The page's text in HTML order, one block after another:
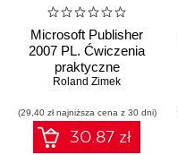
Microsoft Publisher
2007 PL. Ćwiczenia
praktyczne
Roland Zimek
(29,40 zł najniższa cena z 30 dni)
30.87 zł